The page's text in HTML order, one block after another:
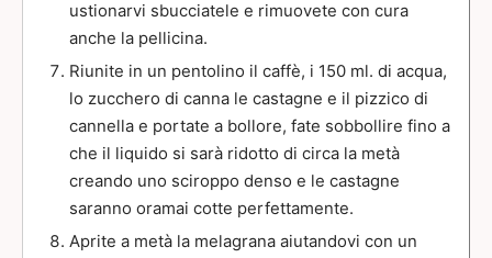
ustionarvi sbucciatele e rimuovete con cura
anche la pellicina.
Riunite in un pentolino il caffè, i 150 ml. di acqua,
lo zucchero di canna le castagne e il pizzico di
cannella e portate a bollore, fate sobbollire fino a
che il liquido si sarà ridotto di circa la metà
creando uno sciroppo denso e le castagne
saranno oramai cotte perfettamente.
Aprite a metà la melagrana aiutandovi con un